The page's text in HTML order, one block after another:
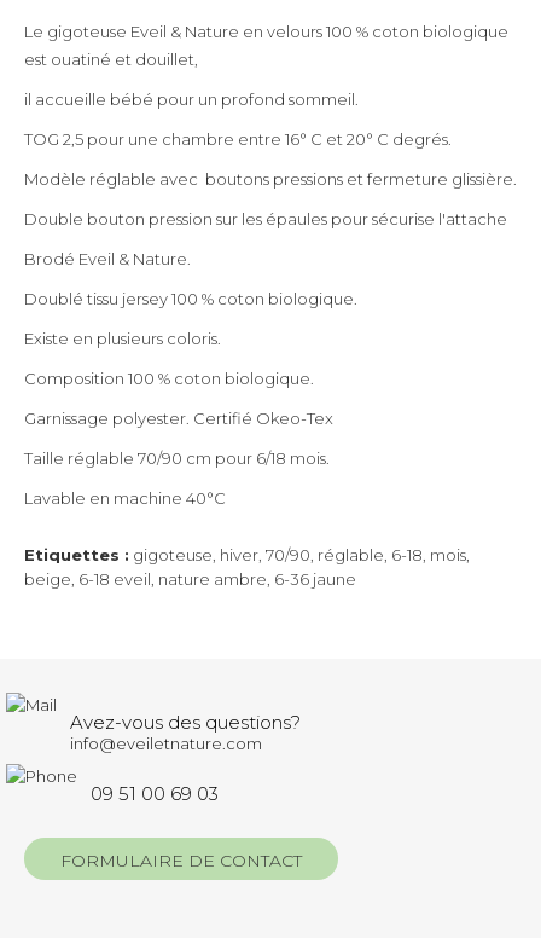
Le gigoteuse Eveil & Nature en velours 100 % coton biologique
est ouatiné et douillet,
il accueille bébé pour un profond sommeil.
TOG 2,5 pour une chambre entre 16° C et 20° C degrés.
Modèle réglable avec boutons pressions et fermeture glissière.
Double bouton pression sur les épaules pour sécurise l'attache
Brodé Eveil & Nature.
Doublé tissu jersey 100 % coton biologique.
Existe en plusieurs coloris.
Composition 100 % coton biologique.
Garnissage polyester. Certifié Okeo-Tex
Taille réglable 70/90 cm pour 6/18 mois.
Lavable en machine 40°C
Etiquettes : gigoteuse hiver 70/90 réglable 6-18 mois
beige 6-18 eveil nature ambre 6-36 jaune
Avez-vous des questions?
info@eveiletnature.com
09 51 00 69 03
FORMULAIRE DE CONTACT